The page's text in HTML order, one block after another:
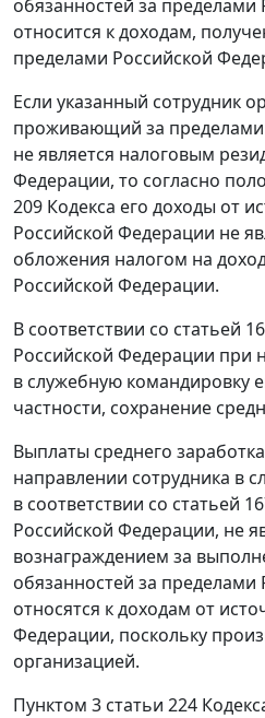
обязанностей за
относится к доходам,
пределами Российской
Если указанный сотрудник
проживающий за
не является налоговым
Федерации, то согласно
209 Кодекса его доходы от
Российской Федерации не
обложения налогом на
Российской Федерации.
В соответствии со статьей
Российской Федерации при
в служебную командировку
частности, сохранение
Выплаты среднего
направлении сотрудника в
в соответствии со статьей
Российской Федерации, не
вознаграждением за
обязанностей за
относятся к доходам от
Федерации, поскольку
организацией.
Пунктом 3 статьи 224